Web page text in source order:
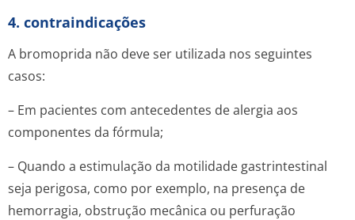
4. contraindicações
A bromoprida não deve ser utilizada nos seguintes
casos:
– Em pacientes com antecedentes de alergia aos
componentes da fórmula;
– Quando a estimulação da motilidade gastrintestinal
seja perigosa, como por exemplo, na presença de
hemorragia, obstrução mecânica ou perfuração